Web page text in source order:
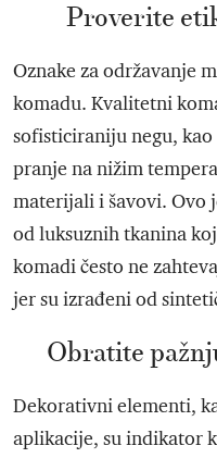
Proverite
Oznake za održavanje
komadu. Kvalitetni
sofisticiraniju negu,
pranje na nižim
materijali i šavovi. Ovo
od luksuznih tkanina
komadi često ne
jer su izrađeni od
Obratite
Dekorativni elementi,
aplikacije, su indikator